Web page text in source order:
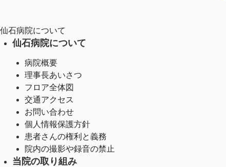
仙石病院について
仙石病院について
病院概要
理事長あいさつ
フロア全体図
交通アクセス
お問い合わせ
個人情報保護方針
患者さんの権利と義務
院内の撮影や録音の禁止
当院の取り組み